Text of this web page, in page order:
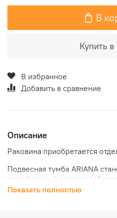
В
Купить в
В избранное
Добавить в сравнение
Описание
Раковина приобретается
Подвесная тумба ARIANA
вашей ванной комнаты!
материалов, покрытых
Показать полностью